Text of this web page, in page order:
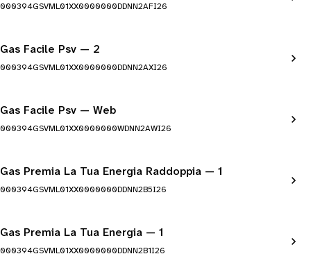
000394GSVML01XX0000000DDNN2AFI26
Gas Facile Psv — 2
000394GSVML01XX0000000DDNN2AXI26
Gas Facile Psv — Web
000394GSVML01XX0000000WDNN2AWI26
Gas Premia La Tua Energia Raddoppia — 1
000394GSVML01XX0000000DDNN2B5I26
Gas Premia La Tua Energia — 1
000394GSVML01XX0000000DDNN2B1I26